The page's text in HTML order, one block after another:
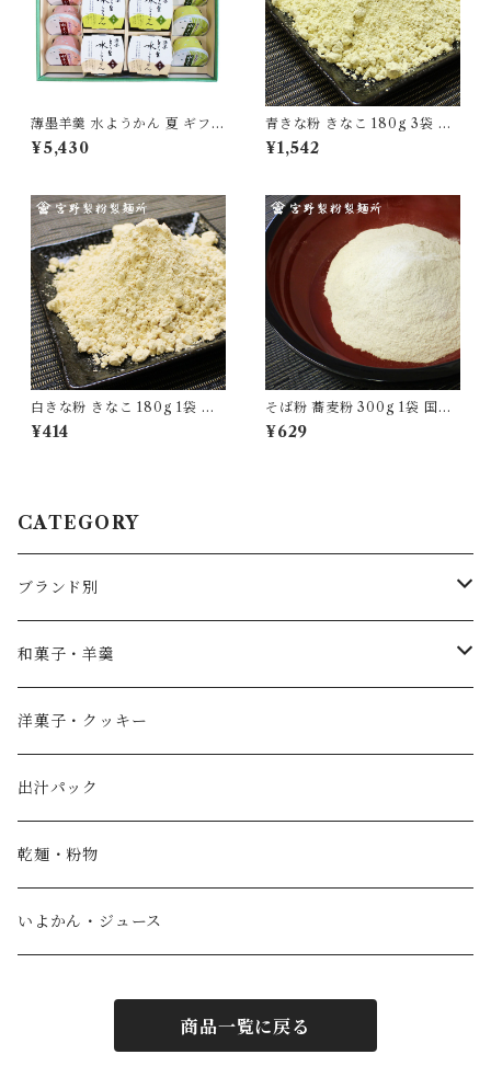
薄墨羊羹 水ようかん 夏 ギフト
セット 季節限定 期間限定 ギフ
ト 贈り物 贈答品 御中元 お土
¥5,430
青きな粉 きなこ 180g 3袋 国
産 無添加 大豆 自家製粉 食品
グルメ 粉物 [myn-aknk-03]
¥1,542
白きな粉 きなこ 180g 1袋 国
産 無添加 大豆 自家製粉 食品
グルメ 粉物 [myn-sknk-01]
¥414
そば粉 蕎麦粉 300g 1袋 国産
100％ 自家製粉 無添加 食品
グルメ 粉物 [myn-sbk-01]
¥629
CATEGORY
ブランド別
薄墨羊羹
やすまるだし
宮野製粉製麺所
IoLy
和泉農園
和菓子・羊羹
こざくら
どら焼き
ウスズミキューブ
薄墨羊羹小棹
水ようかん [夏季限定]
洋菓子・クッキー
出汁パック
乾麺・粉物
いよかん・ジュース
商品一覧に戻る